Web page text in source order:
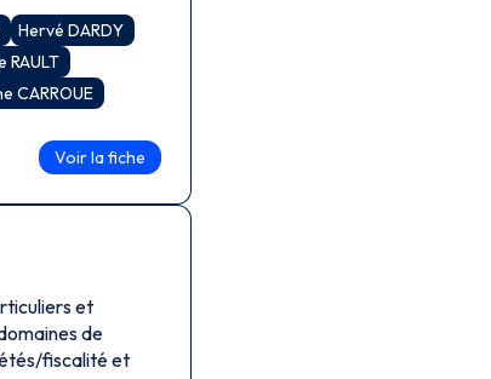
Hervé DARDY
RAULT
CARROUE
Voir la fiche
et
de
fiscalité et